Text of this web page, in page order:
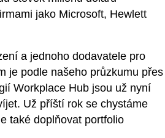
jako Microsoft, Hewlett
a jednoho dodavatele pro
je podle našeho průzkumu přes
Workplace Hub jsou už nyní
Už příští rok se chystáme
také doplňovat portfolio